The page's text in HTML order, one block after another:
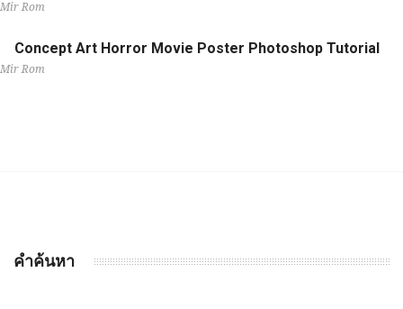
Mir Rom
Concept Art Horror Movie Poster Photoshop Tutorial
Mir Rom
คำค้นหา